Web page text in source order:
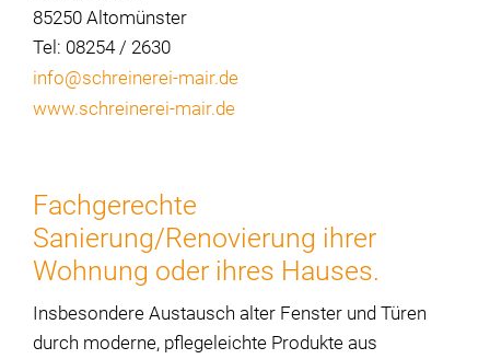
85250 Altomünster
Tel: 08254 / 2630
info@schreinerei-mair.de
www.schreinerei-mair.de
Fachgerechte
Sanierung/Renovierung ihrer
Wohnung oder ihres Hauses.
Insbesondere Austausch alter Fenster und Türen
durch moderne, pflegeleichte Produkte aus